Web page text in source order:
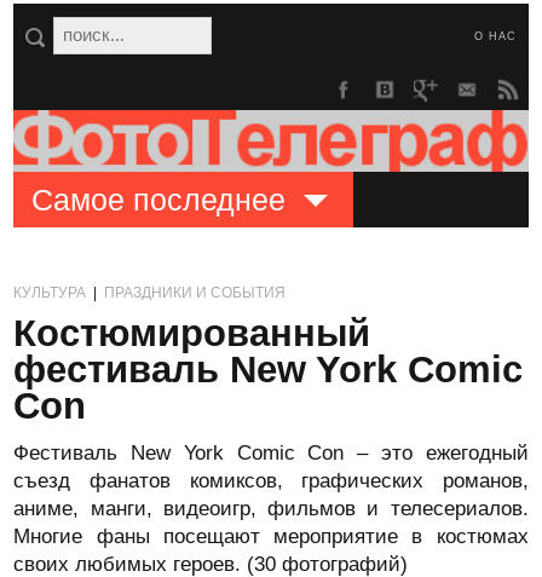
О НАС
Самое последнее
КУЛЬТУРА ПРАЗДНИКИ И СОБЫТИЯ
Костюмированный
фестиваль New York Comic
Con
Фестиваль New York Comic Con – это ежегодный
съезд фанатов комиксов, графических романов,
аниме, манги, видеоигр, фильмов и телесериалов.
Многие фаны посещают мероприятие в костюмах
своих любимых героев. (30 фотографий)